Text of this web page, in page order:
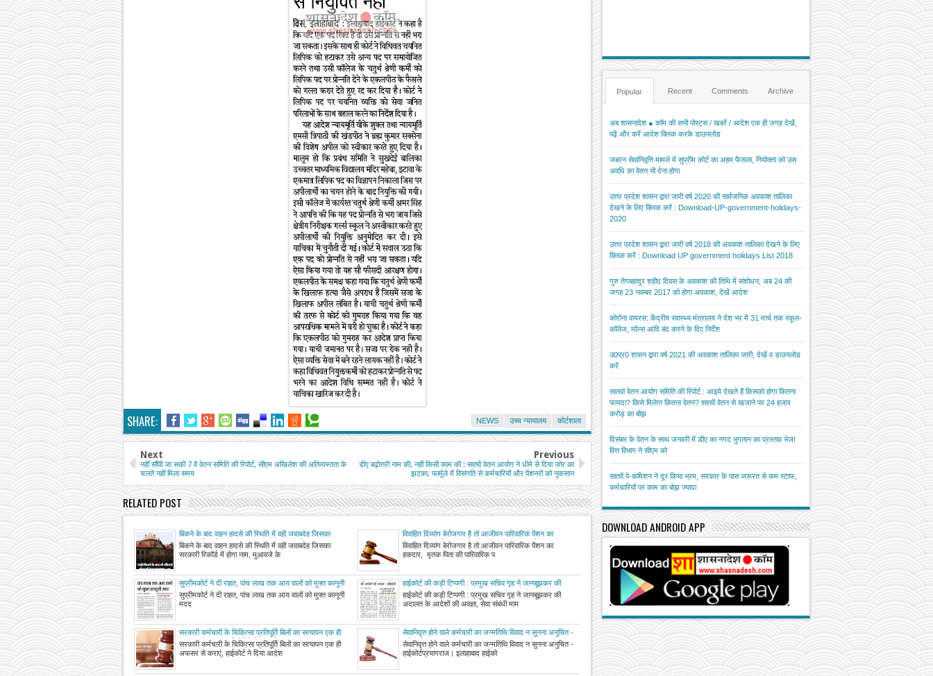
NEWS उच्च न्यायालय कोर्टशाला
SHARE:
Next
नहीं सौंपी जा सकी 7 वें वेतन समिति की रिपोर्ट, सीएम अखिलेश की अतिव्यस्तता के
चलते नहीं मिला समय
Previous
डीए बढ़ोत्तरी नाम की, नहीं किसी काम की : सातवें वेतन आयोग ने धीमे से दिया जोर का
झटका, फार्मूले में विसंगति से कर्मचारियों और पेंशनरों को नुकसान
RELATED POST
बिकने के बाद वाहन हादसे की स्थिति में वही जवाबदेह जिसका
सरकारी रिकॉर्ड में होगा नाम, मुआवजे के मामले में इलाहाबाद
हाईकोर्ट का अहम फैसला
बिकने के बाद वाहन हादसे की स्थिति में वही जवाबदेह जिसका
सरकारी रिकॉर्ड में होगा नाम, मुआवजे के
विवाहित दिव्यांग बेरोजगार है तो आजीवन पारिवारिक पेंशन का
हकदार, मृतक पिता की पारिवारिक पेंशन का दावा खारिज करने का
कैट का आदेश हाईकोर्ट ने किया रद्द
विवाहित दिव्यांग बेरोजगार है तो आजीवन पारिवारिक पेंशन का
हकदार, मृतक पिता की पारिवारिक प
सुप्रीमकोर्ट ने दी राहत, पांच लाख तक आय वालों को मुफ्त कानूनी
मदद
सुप्रीमकोर्ट ने दी राहत, पांच लाख तक आय वालों को मुफ्त कानूनी
मदद
हाईकोर्ट की कड़ी टिप्पणी : प्रमुख सचिव गृह ने जानबूझकर की
अदालत के आदेशों की अवज्ञा, सेवा संबंधी मामले में आदेशों की
अनदेखी पर जताई नाराजगी
हाईकोर्ट की कड़ी टिप्पणी : प्रमुख सचिव गृह ने जानबूझकर की
अदालत के आदेशों की अवज्ञा, सेवा संबंधी माम
सरकारी कर्मचारी के चिकित्सा प्रतिपूर्ति बिलों का सत्यापन एक ही
अफसर से कराएं, हाईकोर्ट ने दिया आदेश
सरकारी कर्मचारी के चिकित्सा प्रतिपूर्ति बिलों का सत्यापन एक ही
अफसर से कराएं, हाईकोर्ट ने दिया आदेश
सेवानिवृत्त होने वाले कर्मचारी का जन्मतिथि विवाद न सुनना अनुचित -
हाईकोर्ट
सेवानिवृत्त होने वाले कर्मचारी का जन्मतिथि विवाद न सुनना अनुचित -
हाईकोर्टप्रयागराज। इलाहाबाद हाईको
Popular Recent Comments Archive
अब शासनादेश ● कॉम की सभी पोस्ट्स / खबरें / आदेश एक ही जगह देखें,
पढ़ें और करें आदेश क्लिक करके डाउनलोड
जबरन सेवानिवृत्ति मामले में सुप्रीम कोर्ट का अहम फैसला, नियोक्ता को उस
अवधि का वेतन भी देना होगा
उत्तर प्रदेश शासन द्वारा जारी वर्ष 2020 की सार्वजनिक अवकाश तालिका
देखने के लिए क्लिक करें : Download-UP-government-holidays-
2020
उत्तर प्रदेश शासन द्वारा जारी वर्ष 2018 की अवकाश तालिका देखने के लिए
क्लिक करें : Download UP government holidays List 2018
गुरु तेगबहादुर शहीद दिवस के अवकाश की तिथि में संशोधन, अब 24 की
जगह 23 नवम्बर 2017 को होगा अवकाश, देखें आदेश
कोरोना वायरस: केंद्रीय स्वास्थ्य मंत्रालय ने देश भर में 31 मार्च तक स्कूल-
कॉलेज, मॉल्स आदि बंद करने के दिए निर्देश
उ0प्र0 शासन द्वारा वर्ष 2021 की अवकाश तालिका जारी, देखें व डाउनलोड
करें
सातवां वेतन आयोग समिति की रिपोर्ट : आइये देखते हैं किसको होगा कितना
फायदा? किसे मिलेगा कितना वेतन? सातवें वेतन से खजाने पर 24 हजार
करोड़ का बोझ
दिसंबर के वेतन के साथ जनवरी में डीए का नगद भुगतान का प्रस्ताव भेजा
वित्त विभाग ने सीएम को
सातवें पे-कमिशन ने दूर किया भ्रम, सरकार के पास जरूरत से कम स्टाफ,
कर्मचारियों पर काम का बोझ ज्यादा
DOWNLOAD ANDROID APP